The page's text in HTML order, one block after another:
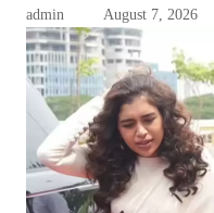
admin August 7, 2026